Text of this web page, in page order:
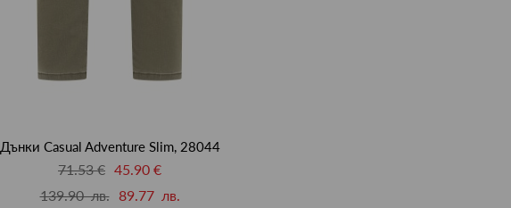
Дънки Casual Adventure Slim, 28044
71.53 € 45.90 €
139.90 лв.
89.77 лв.